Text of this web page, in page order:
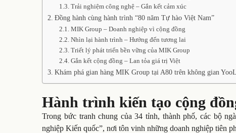
Trải nghiệm công nghệ – Gắn kết cảm xúc
Đồng hành cùng hành trình “80 năm Tự hào Việt Nam”
MIK Group – Doanh nghiệp vì cộng đồng
Nhìn lại hành trình – Hướng đến tương lai
Triết lý phát triển bền vững của MIK Group
Gắn kết cộng đồng – Lan tỏa giá trị Việt
Khám phá gian hàng MIK Group tại A80 trên không gian
Hành trình kiến tạo cộng
Trong bức tranh chung của 34 tỉnh, thành phố, các bộ
nghiệp Kiến quốc”, nơi tôn vinh những doanh nghiệp tiên